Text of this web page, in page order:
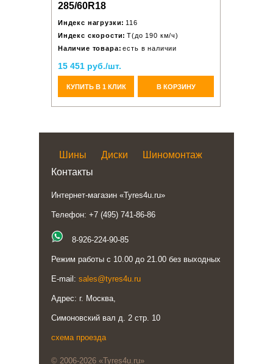
285/60R18
Индекс нагрузки: 116
Индекс скорости: T(до 190 км/ч)
Наличие товара: есть в наличии
15 451 руб./шт.
КУПИТЬ В 1 КЛИК В КОРЗИНУ
Шины Диски
Шиномонтаж
Контакты
Интернет-магазин «Tyres4u.ru»
Телефон: +7 (495) 741-86-86
8-926-224-90-85
Режим работы с 10.00 до 21.00 без выходных
E-mail: sales@tyres4u.ru
Адрес: г. Москва,
Симоновский вал д. 2 стр. 10
схема проезда
© 2006-2026 «Tyres4u.ru»